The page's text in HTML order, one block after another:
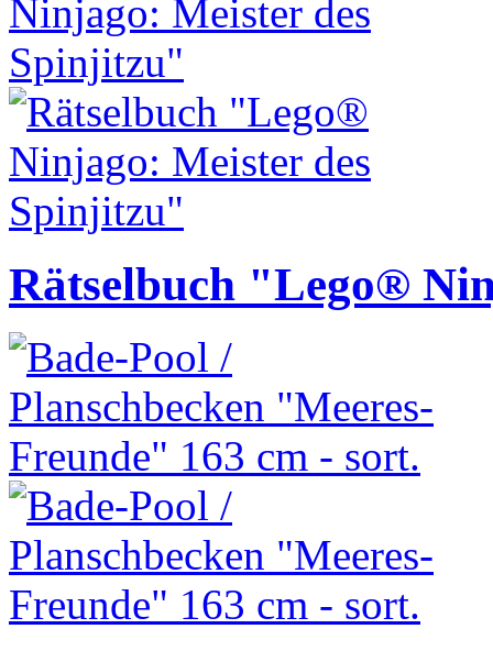
Rätselbuch "Lego®